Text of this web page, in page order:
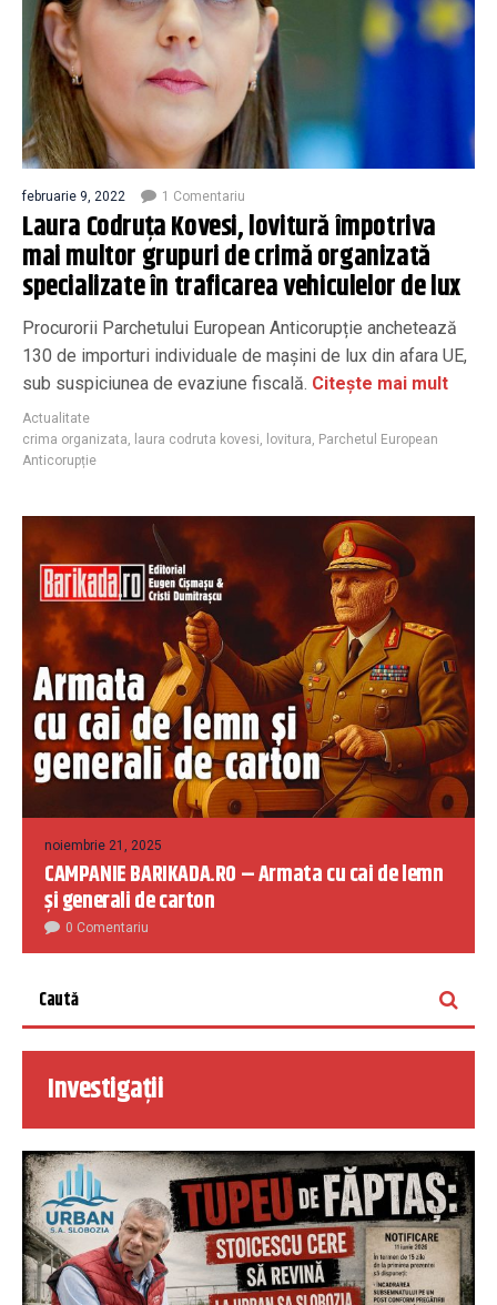
februarie 9, 2022 1 Comentariu
Laura Codruța Kovesi, lovitură împotriva
mai multor grupuri de crimă organizată
specializate în traficarea vehiculelor de lux
Procurorii Parchetului European Anticorupție anchetează
130 de importuri individuale de mașini de lux din afara UE,
sub suspiciunea de evaziune fiscală. Citește mai mult
Actualitate
crima organizata, laura codruta kovesi, lovitura, Parchetul European
Anticorupție
noiembrie 21, 2025
CAMPANIE BARIKADA.RO – Armata cu cai de lemn
și generali de carton
0 Comentariu
Investigații